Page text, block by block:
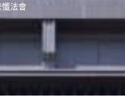
法會